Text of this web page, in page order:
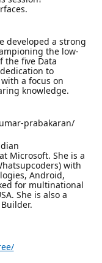
developed a strong
the low-
the five Data
to
a focus on
knowledge.
prabakaran/
Microsoft. She is a
with
Android,
for multinational
She is also a